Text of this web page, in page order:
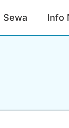
Sewa Info